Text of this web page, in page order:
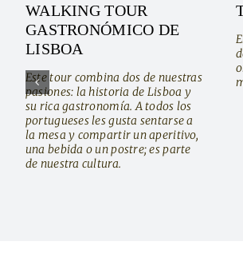
WALKING TOUR
GASTRONÓMICO DE
LISBOA
Este tour combina dos de nuestras
pasiones: la historia de Lisboa y
su rica gastronomía. A todos los
portugueses les gusta sentarse a
la mesa y compartir un aperitivo,
una bebida o un postre; es parte
de nuestra cultura.